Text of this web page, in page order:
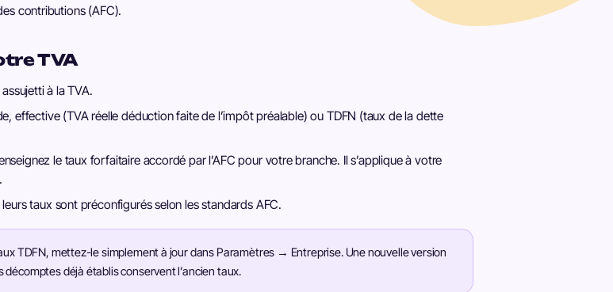
contributions (AFC).
TVA
à la TVA.
effective (TVA réelle déduction faite de l’impôt préalable) ou TDFN (taux de la dette
le taux forfaitaire accordé par l’AFC pour votre branche. Il s’applique à votre
taux sont préconfigurés selon les standards AFC.
TDFN, mettez-le simplement à jour dans Paramètres → Entreprise. Une nouvelle version
décomptes déjà établis conservent l’ancien taux.